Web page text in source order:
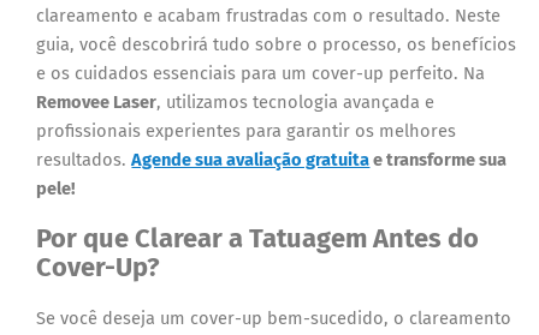
clareamento e acabam frustradas com o resultado. Neste
guia, você descobrirá tudo sobre o processo, os benefícios
e os cuidados essenciais para um cover-up perfeito. Na
Removee Laser, utilizamos tecnologia avançada e
profissionais experientes para garantir os melhores
resultados.Agende sua avaliação gratuitae transforme sua
pele!
Por que Clarear a Tatuagem Antes do
Cover-Up?
Se você deseja um cover-up bem-sucedido, o clareamento